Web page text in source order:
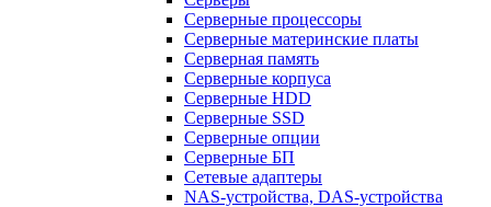
Серверные процессоры
Серверные материнские платы
Серверная память
Серверные корпуса
Серверные HDD
Серверные SSD
Серверные опции
Серверные БП
Сетевые адаптеры
NAS-устройства, DAS-устройства